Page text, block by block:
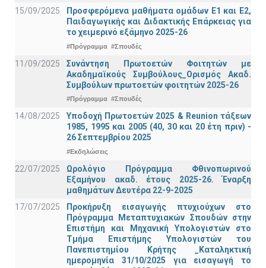
15/09/2025
Προσφερόμενα μαθήματα ομάδων Ε1 και Ε2,
Παιδαγωγικής και Διδακτικής Επάρκειας για
το χειμερινό εξάμηνο 2025-26
#Πρόγραμμα #Σπουδές
11/09/2025
Συνάντηση Πρωτοετών Φοιτητών με
Ακαδημαϊκούς Συμβούλους_Ορισμός Ακαδ.
Συμβούλων πρωτοετών φοιτητών 2025-26
#Πρόγραμμα #Σπουδές
14/08/2025
Υποδοχή Πρωτοετών 2025 & Reunion τάξεων
1985, 1995 και 2005 (40, 30 και 20 έτη πριν) -
26 Σεπτεμβρίου 2025
#Εκδηλώσεις
22/07/2025
Ωρολόγιο Πρόγραμμα Φθινοπωρινού
Εξαμήνου ακαδ. έτους 2025-26. Έναρξη
μαθημάτων Δευτέρα 22-9-2025
17/07/2025
Προκήρυξη εισαγωγής πτυχιούχων στo
Πρόγραμμα Μεταπτυχιακών Σπουδών στην
Επιστήμη και Μηχανική Υπολογιστών στο
Τμήμα Eπιστήμης Υπολογιστών του
Πανεπιστημίου Κρήτης _Καταληκτική
ημερομηνία 31/10/2025 για εισαγωγή το